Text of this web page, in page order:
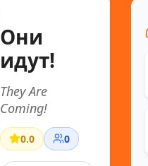
Они
идут!
They Are
Coming!
0.0 0